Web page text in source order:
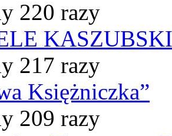
220 razy
217 razy
Księżniczka”
209 razy